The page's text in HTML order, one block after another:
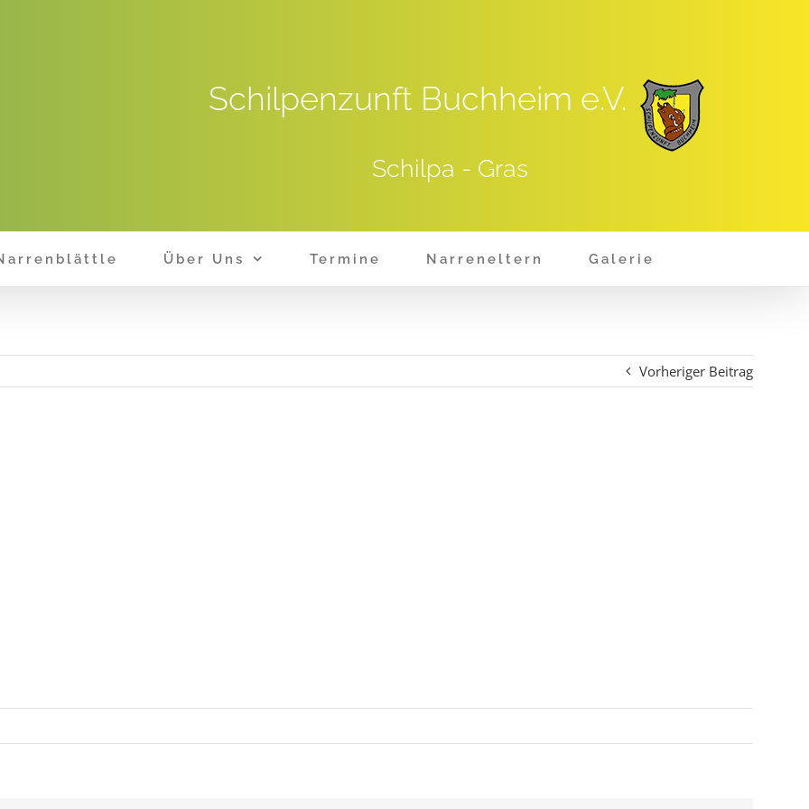
Schilpenzunft Buchheim e.V.
Schilpa - Gras
Über Uns Termine Narreneltern Galerie
Vorheriger Beitrag